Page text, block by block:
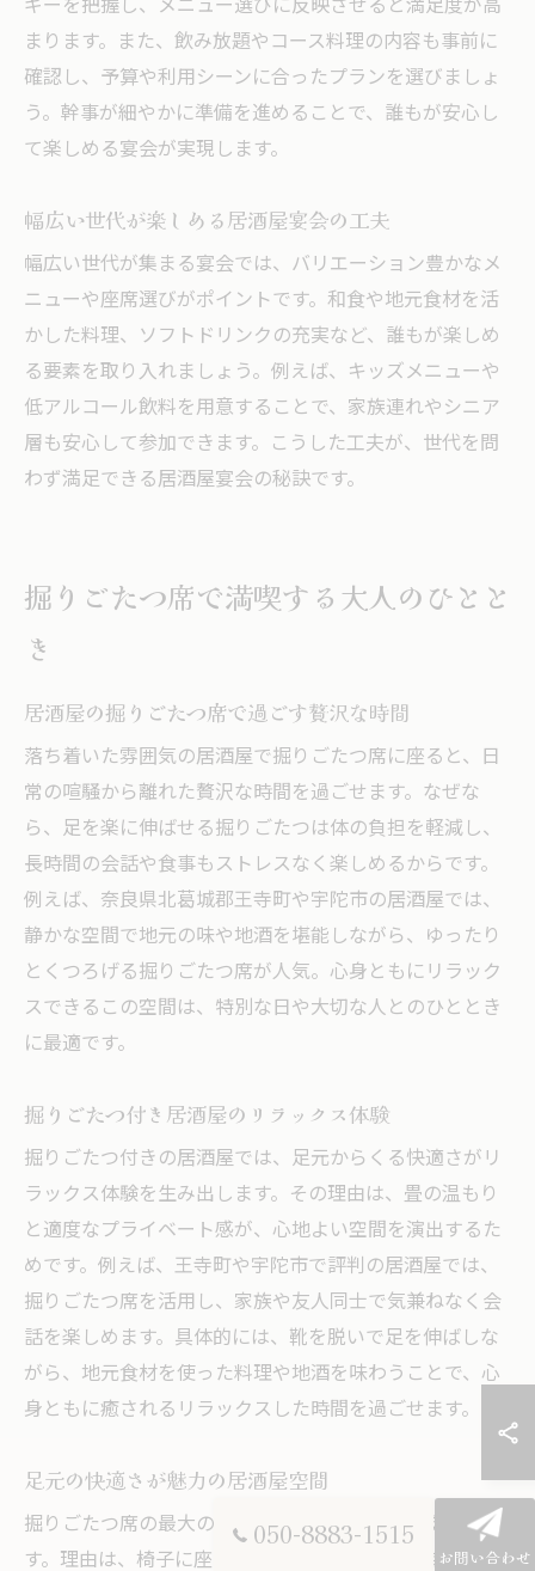
まります。また、飲み放題やコース料理の内容も事前に
確認し、予算や利用シーンに合ったプランを選びましょ
う。幹事が細やかに準備を進めることで、誰もが安心し
て楽しめる宴会が実現します。
幅広い世代が楽しめる居酒屋宴会の工夫
幅広い世代が集まる宴会では、バリエーション豊かなメ
ニューや座席選びがポイントです。和食や地元食材を活
かした料理、ソフトドリンクの充実など、誰もが楽しめ
る要素を取り入れましょう。例えば、キッズメニューや
低アルコール飲料を用意することで、家族連れやシニア
層も安心して参加できます。こうした工夫が、世代を問
わず満足できる居酒屋宴会の秘訣です。
掘りごたつ席で満喫する大人のひとと
き
居酒屋の掘りごたつ席で過ごす贅沢な時間
落ち着いた雰囲気の居酒屋で掘りごたつ席に座ると、日
常の喧騒から離れた贅沢な時間を過ごせます。なぜな
ら、足を楽に伸ばせる掘りごたつは体の負担を軽減し、
長時間の会話や食事もストレスなく楽しめるからです。
例えば、奈良県北葛城郡王寺町や宇陀市の居酒屋では、
静かな空間で地元の味や地酒を堪能しながら、ゆったり
とくつろげる掘りごたつ席が人気。心身ともにリラック
スできるこの空間は、特別な日や大切な人とのひととき
に最適です。
掘りごたつ付き居酒屋のリラックス体験
掘りごたつ付きの居酒屋では、足元からくる快適さがリ
ラックス体験を生み出します。その理由は、畳の温もり
と適度なプライベート感が、心地よい空間を演出するた
めです。例えば、王寺町や宇陀市で評判の居酒屋では、
掘りごたつ席を活用し、家族や友人同士で気兼ねなく会
話を楽しめます。具体的には、靴を脱いで足を伸ばしな
がら、地元食材を使った料理や地酒を味わうことで、心
身ともに癒されるリラックスした時間を過ごせます。
足元の快適さが魅力の居酒屋空間
掘りごたつ席の最大の魅力は、足元の快適さにありま
す。理由は、椅子に座るよりも自然な姿勢で長時間過ご
050-8883-1515
お問い合わせ